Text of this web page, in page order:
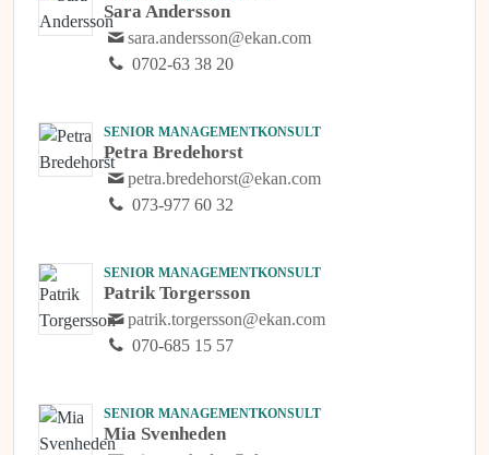
Sara Andersson
sara.andersson@ekan.com
0702-63 38 20
SENIOR MANAGEMENTKONSULT
Petra Bredehorst
petra.bredehorst@ekan.com
073-977 60 32
SENIOR MANAGEMENTKONSULT
Patrik Torgersson
patrik.torgersson@ekan.com
070-685 15 57
SENIOR MANAGEMENTKONSULT
Mia Svenheden